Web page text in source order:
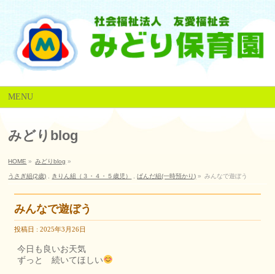
MENU
みどりblog
HOME » みどりblog »
うさぎ組(2歳) きりん組（３・４・５歳児） ,ぱんだ組(一時預かり) » みんなで遊ぼう
みんなで遊ぼう
投稿日 : 2025年3月26日
今日も良いお天気
ずっと 続いてほしい